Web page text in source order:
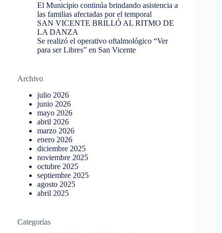
El Municipio continúa brindando asistencia a
las familias afectadas por el temporal
SAN VICENTE BRILLÓ AL RITMO DE
LA DANZA
Se realizó el operativo oftalmológico “Ver
para ser Libres” en San Vicente
Archivo
julio 2026
junio 2026
mayo 2026
abril 2026
marzo 2026
enero 2026
diciembre 2025
noviembre 2025
octubre 2025
septiembre 2025
agosto 2025
abril 2025
Categorías